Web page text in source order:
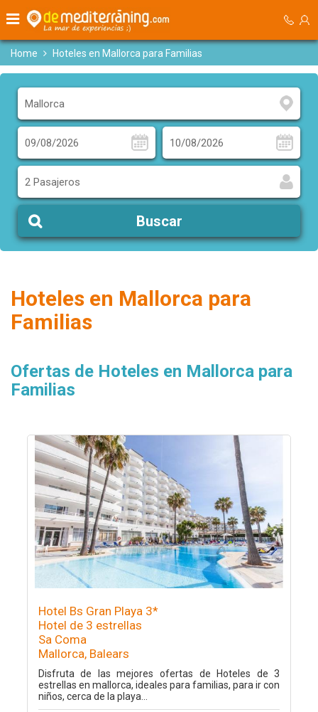
Home Hoteles en Mallorca para Familias
2 Pasajeros
Buscar
Hoteles en Mallorca para
Familias
Ofertas de Hoteles en Mallorca para
Familias
Hotel Bs Gran Playa 3*
Hotel de 3 estrellas
Sa Coma
Mallorca, Balears
Disfruta de las mejores ofertas de Hoteles de 3
estrellas en mallorca, ideales para familias, para ir con
niños, cerca de la playa...